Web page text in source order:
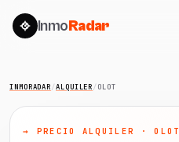
InmoRadar
INMORADAR/ALQUILER/ OLOT
→ PRECIO ALQUILER · OLOT